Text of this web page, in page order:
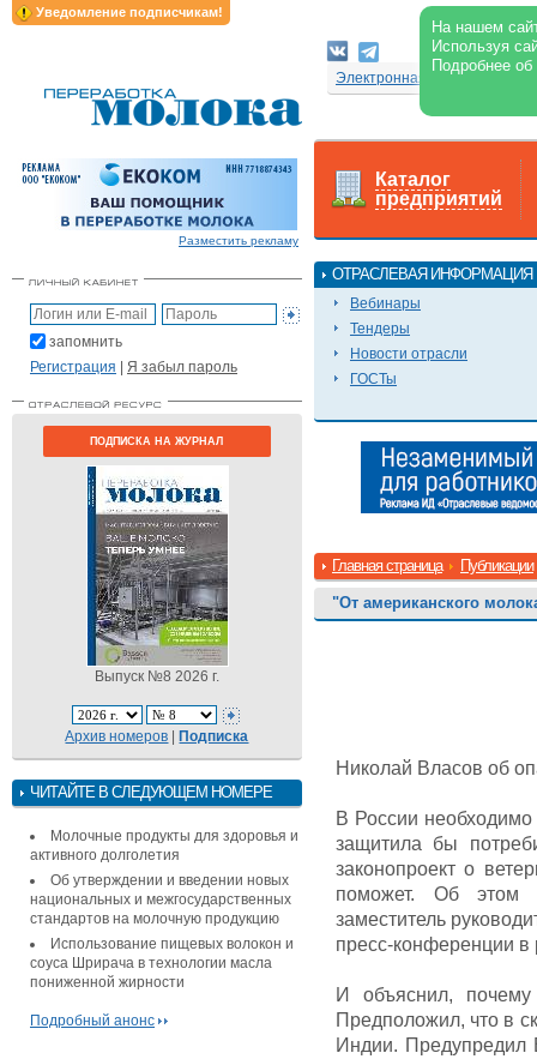
Уведомление подписчикам!
На нашем
Используя
Подробнее
Электронная версия
Разместить рекламу
запомнить
Регистрация | Я забыл пароль
ПОДПИСКА НА ЖУРНАЛ
Выпуск №8 2026 г.
Архив номеров |Подписка
ЧИТАЙТЕ В СЛЕДУЮЩЕМ НОМЕРЕ
Молочные продукты для здоровья и
активного долголетия
Об утверждении и введении новых
национальных и межгосударственных
стандартов на молочную продукцию
Использование пищевых волокон и
соуса Шрирача в технологии масла
пониженной жирности
Подробный анонс
Каталог
предприятий
ОТРАСЛЕВАЯ ИНФОРМАЦИЯ
Вебинары
Тендеры
Новости отрасли
ГОСТы
Главная страница Публикации
"От американского
Николай Власов об
В России необходимо
защитила бы
законопроект о
поможет. Об этом
заместитель
пресс-конференции в
И объяснил,
Предположил, что в
Индии.